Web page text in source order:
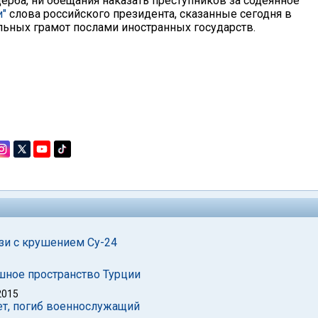
слова российского президента, сказанные сегодня в
грамот послами иностранных государств.
с крушением Су-24
пространство Турции
погиб военнослужащий